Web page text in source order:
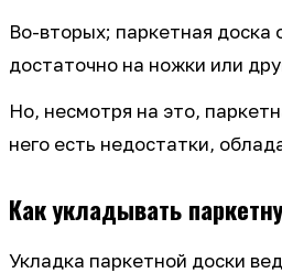
Во-вторых; паркетная
достаточно на ножки или
Но, несмотря на это,
него есть недостатки,
Как укладывать
Укладка паркетной доски